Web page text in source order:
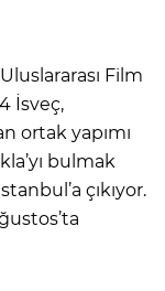
Film
İsveç,
ortak yapımı
bulmak
çıkıyor.